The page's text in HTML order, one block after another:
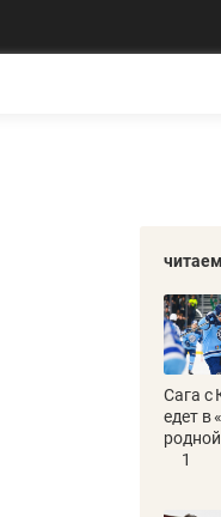
Сага с
едет в
1